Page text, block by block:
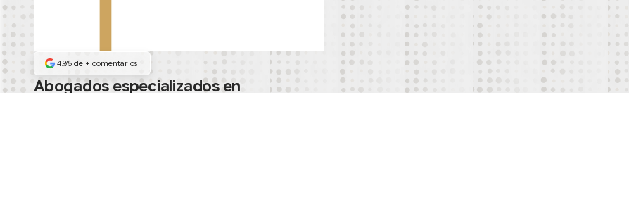
4.9/5 de + comentarios
Abogados especializados en